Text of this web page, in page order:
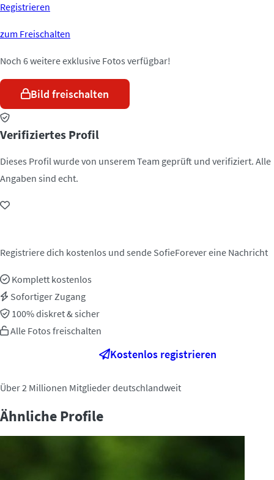
Registrieren
zum Freischalten
Noch 6 weitere exklusive Fotos verfügbar!
Bild freischalten
Verifiziertes Profil
Dieses Profil wurde von unserem Team geprüft und verifiziert. Alle
Angaben sind echt.
Registriere dich kostenlos und sende SofieForever eine Nachricht
Komplett kostenlos
Sofortiger Zugang
100% diskret & sicher
Alle Fotos freischalten
Kostenlos registrieren
Über 2 Millionen Mitglieder deutschlandweit
Ähnliche Profile